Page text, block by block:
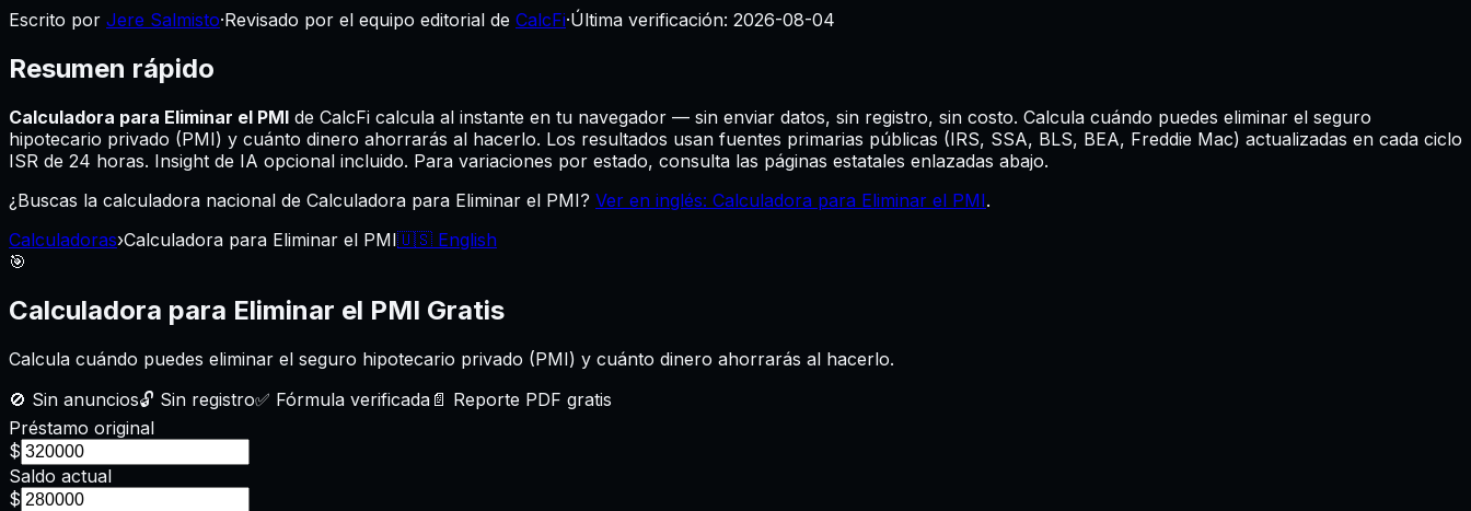
Escrito por Jere Salmisto·Revisado por el equipo editorial de CalcFi·Última verificación: 2026-08-04
Resumen rápido
Calculadora para Eliminar el PMI de CalcFi calcula al instante en tu navegador — sin enviar datos, sin registro, sin costo. Calcula cuándo puedes eliminar el seguro
hipotecario privado (PMI) y cuánto dinero ahorrarás al hacerlo. Los resultados usan fuentes primarias públicas (IRS, SSA, BLS, BEA, Freddie Mac) actualizadas en cada ciclo
ISR de 24 horas. Insight de IA opcional incluido. Para variaciones por estado, consulta las páginas estatales enlazadas abajo.
¿Buscas la calculadora nacional de Calculadora para Eliminar el PMI? Ver en inglés: Calculadora para Eliminar el PMI.
Calculadoras›Calculadora para Eliminar el PMI🇺🇸 English
🎯
Calculadora para Eliminar el PMI Gratis
Calcula cuándo puedes eliminar el seguro hipotecario privado (PMI) y cuánto dinero ahorrarás al hacerlo.
🚫 Sin anuncios🔓 Sin registro✅ Fórmula verificada 📄 Reporte PDF gratis
Préstamo original
$
Saldo actual
$